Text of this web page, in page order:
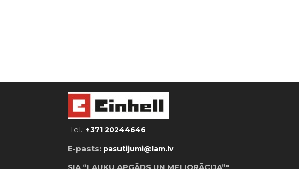
Tel.:+371 20244646
E-pasts: pasutijumi@lam.lv